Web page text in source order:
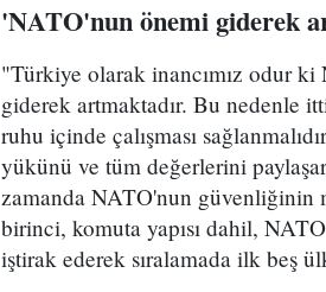
'NATO'nun önemi giderek
"Türkiye olarak inancımız odur
giderek artmaktadır. Bu nedenle
ruhu içinde çalışması
yükünü ve tüm değerlerini
zamanda NATO'nun güvenliğinin
birinci, komuta yapısı dahil,
iştirak ederek sıralamada ilk beş